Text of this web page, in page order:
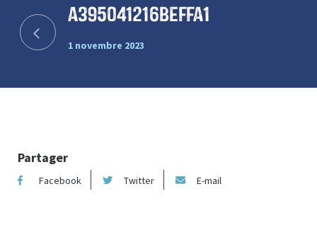
a395041216beffa1
1 novembre 2023
Partager
Facebook Twitter E-mail